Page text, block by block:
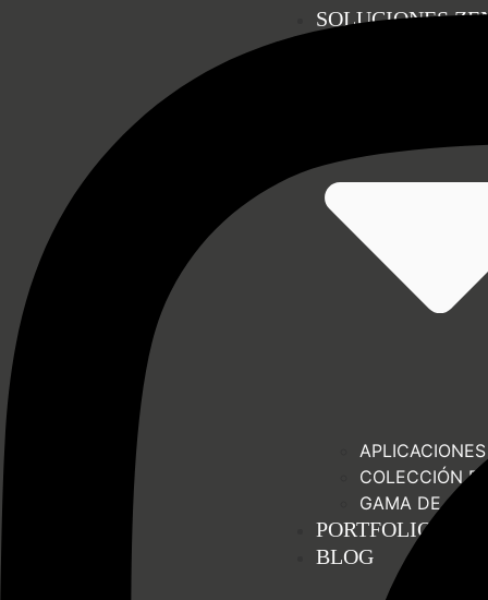
SOLUCIONES
APLICACIONES
COLECCIÓN
GAMA DE
PORTFOLIO
BLOG